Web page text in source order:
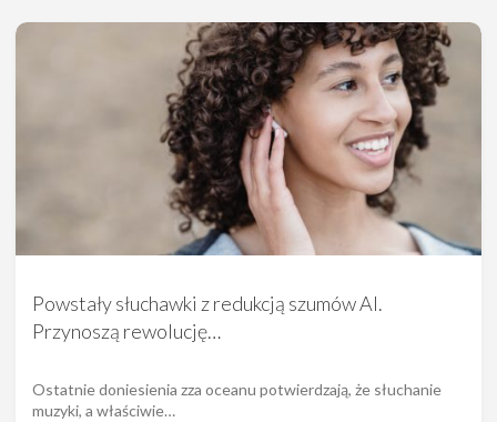
Powstały słuchawki z redukcją szumów AI.
Przynoszą rewolucję…
Ostatnie doniesienia zza oceanu potwierdzają, że słuchanie
muzyki, a właściwie…